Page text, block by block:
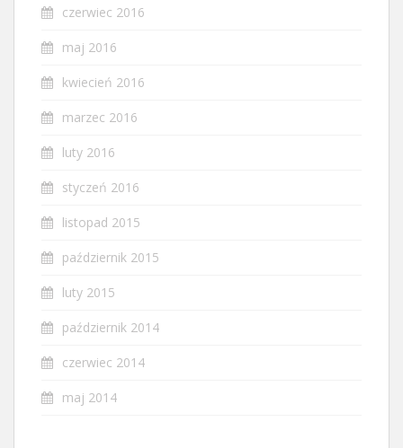
czerwiec 2016
maj 2016
kwiecień 2016
marzec 2016
luty 2016
styczeń 2016
listopad 2015
październik 2015
luty 2015
październik 2014
czerwiec 2014
maj 2014